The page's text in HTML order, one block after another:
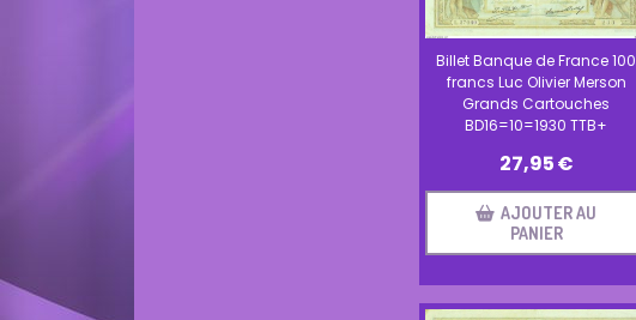
Billet Banque de France 100
francs Luc Olivier Merson
Grands Cartouches
BD16=10=1930 TTB+
27,95€
AJOUTER AU
PANIER